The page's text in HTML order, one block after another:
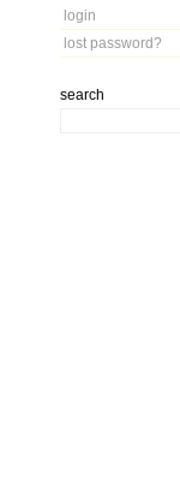
login
lost password?
search